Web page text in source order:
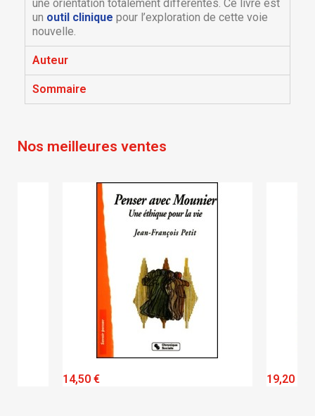
add_circle_outline Créer une nouvelle liste
Annuler Annuler Connexion
une orientation totalement différentes. Ce livre est
un outil clinique pour l’exploration de cette voie
nouvelle.
Auteur
Sommaire
Nos meilleures ventes
14,50 € 19,20 €